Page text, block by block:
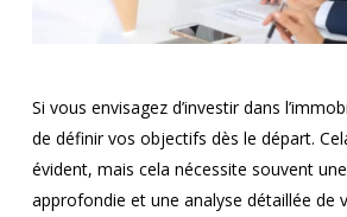
Si vous envisagez d’investir dans
de définir vos objectifs dès le départ.
évident, mais cela nécessite souvent
approfondie et une analyse détaillée de